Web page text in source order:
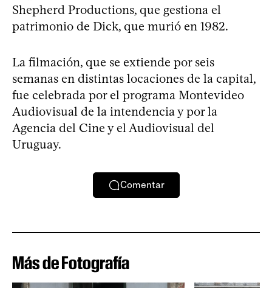
Shepherd Productions, que gestiona el
patrimonio de Dick, que murió en 1982.
La filmación, que se extiende por seis
semanas en distintas locaciones de la capital,
fue celebrada por el programa Montevideo
Audiovisual de la intendencia y por la
Agencia del Cine y el Audiovisual del
Uruguay.
Comentar
Más de Fotografía